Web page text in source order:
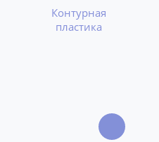
Контурная
пластика